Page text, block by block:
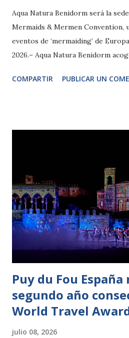
Aqua Natura Benidorm será la
Mermaids & Mermen Convention,
eventos de ‘mermaiding’ de
2026.– Aqua Natura Benidorm
Convention (IMMC), uno de los
artistas y aficionados
un programa que combinará
turismo experiencial y acciones
conservación del medio marino.
encuentro de ámbito nacional, la
Mermen Convention ha
crecimiento hasta consolidarse
para la comunidad internacional del
COMPARTIR PUBLICAR UN
Puy du Fou
segundo año
World Travel
julio 08, 2026